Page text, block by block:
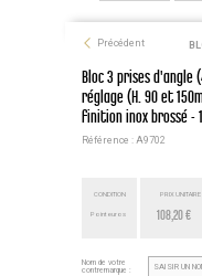
Précédent
Bloc 3 prises d'angle
réglage (H. 90 et
finition inox brossé -
Référence : A9702
CONDITION
Point euros
PRIX UNITAIRE
108,20 €
Nom de votre
contremarque :